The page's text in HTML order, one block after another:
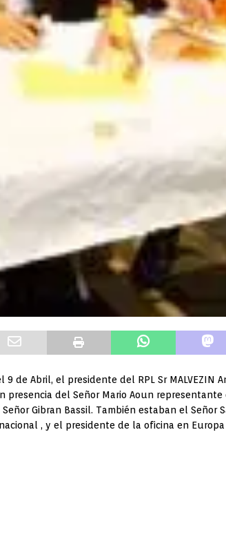
9 de Abril, el presidente del RPL Sr MALVEZIN
presencia del Señor Mario Aoun
Señor Gibran Bassil. También estaban el
, y el presidente de la oficina en Europa